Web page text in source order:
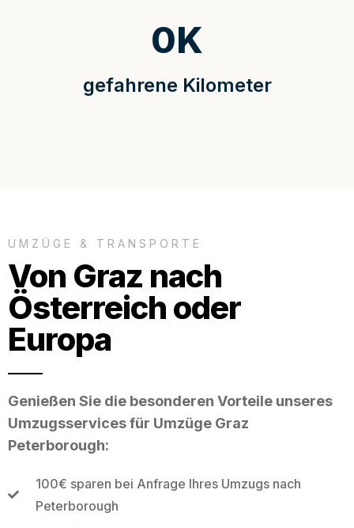
gefahrene Kilometer
0K
UMZÜGE & TRANSPORTE
Von Graz nach
Österreich oder
Europa
Genießen Sie die besonderen Vorteile unseres
Umzugsservices für Umzüge Graz
Peterborough:
100€ sparen bei Anfrage Ihres Umzugs nach
Peterborough